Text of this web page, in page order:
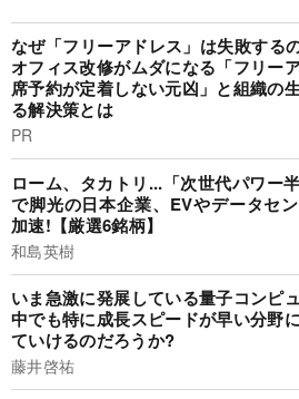
なぜ「フリーアドレス」は失敗する
オフィス改修がムダになる「フリー
席予約が定着しない元凶」と組織の
る解決策とは
PR
ローム、タカトリ...「次世代パワー
で脚光の日本企業、EVやデータセ
加速!【厳選6銘柄】
和島英樹
いま急激に発展している量子コンピ
中でも特に成長スピードが早い分野
ていけるのだろうか?
藤井啓祐